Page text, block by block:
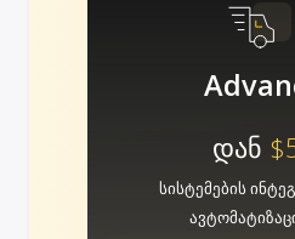
დან
სისტემების